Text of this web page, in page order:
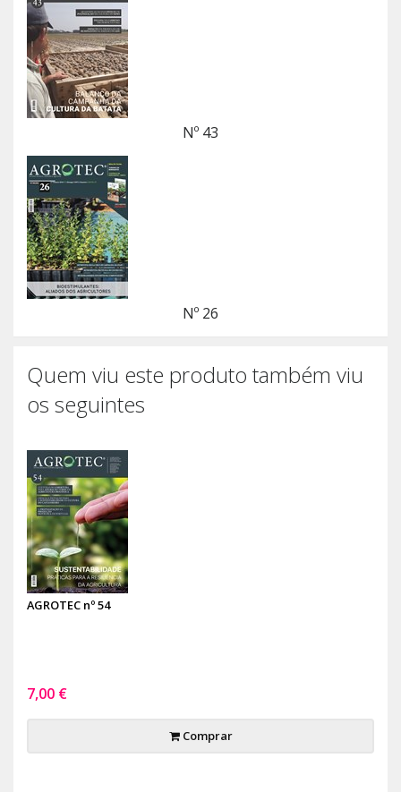
Nº 43
Nº 26
Quem viu este produto também viu
os seguintes
AGROTEC nº 54
7,00 €
Comprar